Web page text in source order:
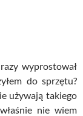
wyprostował
do sprzętu?
używają takiego
nie wiem